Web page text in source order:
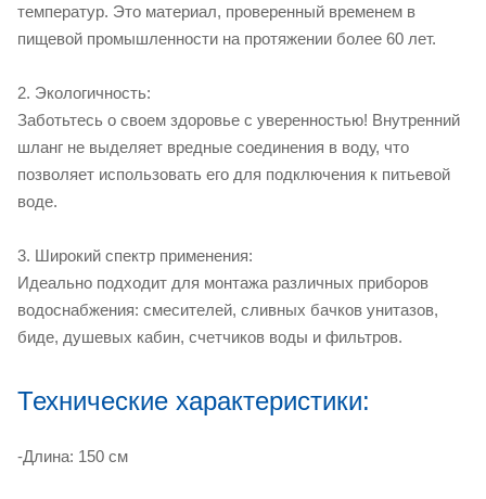
температур. Это материал, проверенный временем в
пищевой промышленности на протяжении более 60 лет.
2. Экологичность:
Заботьтесь о своем здоровье с уверенностью! Внутренний
шланг не выделяет вредные соединения в воду, что
позволяет использовать его для подключения к питьевой
воде.
3. Широкий спектр применения:
Идеально подходит для монтажа различных приборов
водоснабжения: смесителей, сливных бачков унитазов,
биде, душевых кабин, счетчиков воды и фильтров.
Технические характеристики:
-Длина: 150 см